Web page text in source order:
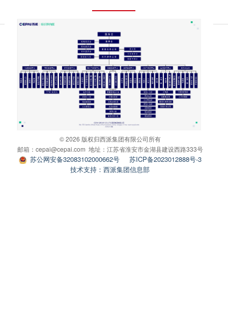
© 2026 版权归西派集团有限公司所有
邮箱：cepai@cepai.com 地址：江苏省淮安市金湖县建设西路333号
苏公网安备32083102000662号
苏ICP备2023012888号-3
技术支持：西派集团信息部